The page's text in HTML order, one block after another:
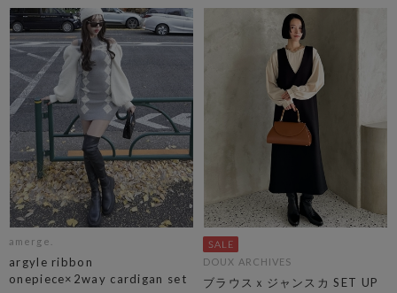
amerge.
argyle ribbon
onepiece×2way cardigan set
DOUX ARCHIVES
ブラウスｘジャンスカ SET UP